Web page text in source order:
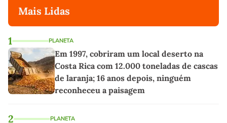
Mais Lidas
1 PLANETA
Em 1997, cobriram um local deserto na
Costa Rica com 12.000 toneladas de cascas
de laranja; 16 anos depois, ninguém
reconheceu a paisagem
2 PLANETA